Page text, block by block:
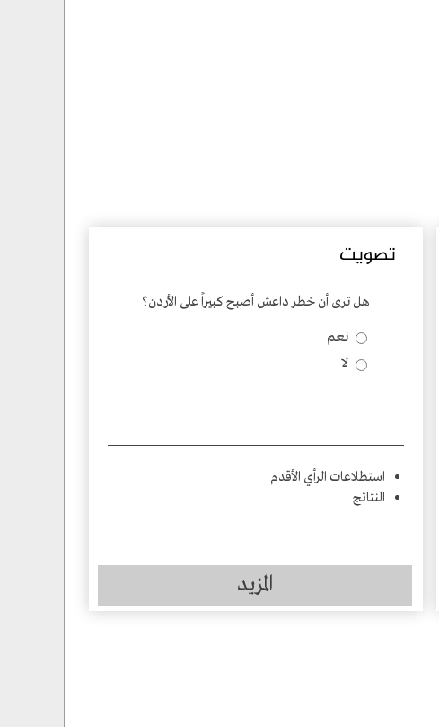
تصويت
هل ترى أن خطر داعش أصبح كبيراً على الأردن؟
Choices
نعم
لا
استطلاعات الرأي الأقدم
النتائج
المزيد